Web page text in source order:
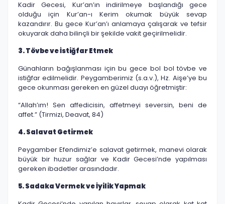
Kadir Gecesi, Kur’an’ın indirilmeye başlandığı gece
olduğu için Kur’an-ı Kerim okumak büyük sevap
kazandırır. Bu gece Kur’an’ı anlamaya çalışarak ve tefsir
okuyarak daha bilinçli bir şekilde vakit geçirilmelidir.
3. Tövbe ve İstiğfar Etmek
Günahların bağışlanması için bu gece bol bol tövbe ve
istiğfar edilmelidir. Peygamberimiz (s.a.v.), Hz. Aişe’ye bu
gece okunması gereken en güzel duayı öğretmiştir:
“Allah’ım! Sen affedicisin, affetmeyi seversin, beni de
affet.” (Tirmizi, Deavat, 84)
4. Salavat Getirmek
Peygamber Efendimiz’e salavat getirmek, manevi olarak
büyük bir huzur sağlar ve Kadir Gecesi’nde yapılması
gereken ibadetler arasındadır.
5. Sadaka Vermek ve İyilik Yapmak